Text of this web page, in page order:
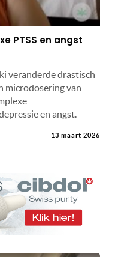
PTSS en angst
veranderde drastisch
microdosering van
en angst.
13 maart 2026